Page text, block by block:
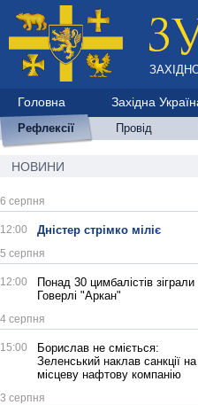
Головна Західна
Рефлексії Провід
НОВИНИ
6 серпня
12:00 Дністер стрімко міліє
5 серпня
12:00
Понад 30 цимбалістів зіграли
Говерлі "Аркан"
4 серпня
15:00
Борислав не сміється:
Зеленський наклав санкції на
місцеву нафтову компанію
3 серпня